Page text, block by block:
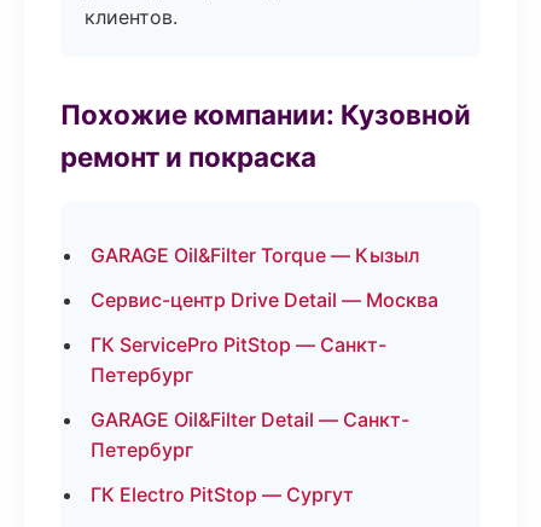
клиентов.
Похожие компании: Кузовной
ремонт и покраска
GARAGE Oil&Filter Torque — Кызыл
Сервис-центр Drive Detail — Москва
ГК ServicePro PitStop — Санкт-
Петербург
GARAGE Oil&Filter Detail — Санкт-
Петербург
ГК Electro PitStop — Сургут